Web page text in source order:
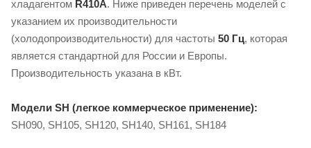
хладагентом R410A. Ниже приведен перечень моделей с
указанием их производительности
(холодопроизводительности) для частоты 50 Гц, которая
является стандартной для России и Европы.
Производительность указана в кВт.
Модели SH (легкое коммерческое применение):
SH090, SH105, SH120, SH140, SH161, SH184